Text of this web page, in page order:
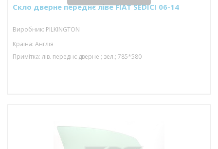
Скло дверне переднє ліве FIAT SEDICI 06-14
Виробник: PILKINGTON
Країна: Англія
Примітка: лів. переднє дверне ; зел.; 785*580